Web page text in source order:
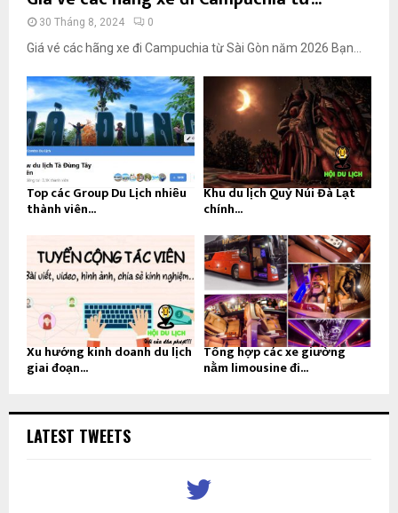
30 Tháng 8, 2024 0
Giá vé các hãng xe đi Campuchia từ Sài Gòn năm 2026 Bạn...
Top các Group Du Lịch nhiều
thành viên...
Khu du lịch Quỷ Núi Đà Lạt
chính...
Xu hướng kinh doanh du lịch
giai đoạn...
Tổng hợp các xe giường
nằm limousine đi...
LATEST TWEETS